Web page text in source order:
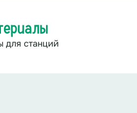
для станций